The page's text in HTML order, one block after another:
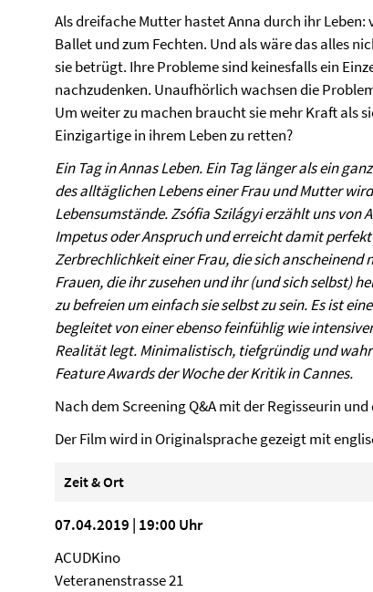
Als dreifache Mutter hastet Anna durch ihr
Ballet und zum Fechten. Und als wäre das alles
sie betrügt. Ihre Probleme sind keinesfalls ein
nachzudenken. Unaufhörlich wachsen die
Um weiter zu machen braucht sie mehr Kraft als
Einzigartige in ihrem Leben zu retten?
Ein Tag in Annas Leben. Ein Tag länger als ein
des alltäglichen Lebens einer Frau und Mutter
Lebensumstände. Zsófia Szilágyi erzählt uns von
Impetus oder Anspruch und erreicht damit
Zerbrechlichkeit einer Frau, die sich anscheinend
Frauen, die ihr zusehen und ihr (und sich selbst)
zu befreien um einfach sie selbst zu sein. Es ist
begleitet von einer ebenso feinfühlig wie
Realität legt. Minimalistisch, tiefgründig und
Feature Awards der Woche der Kritik in Cannes.
Nach dem Screening Q&A mit der Regisseurin
Der Film wird in Originalsprache gezeigt mit
Zeit & Ort
07.04.2019 | 19:00 Uhr
ACUDKino
Veteranenstrasse 21